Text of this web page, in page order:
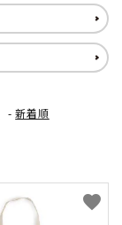
-新着順
favorite